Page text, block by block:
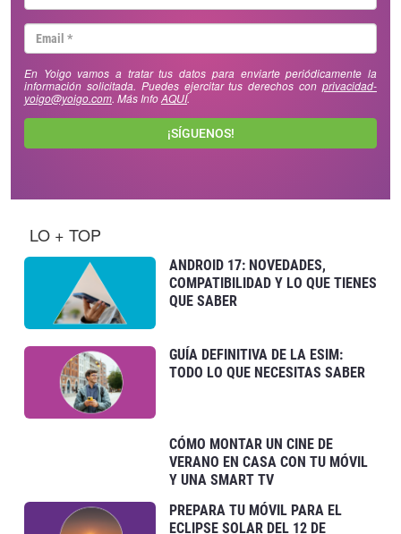
En Yoigo vamos a tratar tus datos para enviarte periódicamente la
información solicitada. Puedes ejercitar tus derechos con privacidad-
yoigo@yoigo.com. Más InfoAQUÍ.
¡SÍGUENOS!
LO + TOP
ANDROID 17: NOVEDADES,
COMPATIBILIDAD Y LO QUE TIENES
QUE SABER
GUÍA DEFINITIVA DE LA ESIM:
TODO LO QUE NECESITAS SABER
CÓMO MONTAR UN CINE DE
VERANO EN CASA CON TU MÓVIL
Y UNA SMART TV
PREPARA TU MÓVIL PARA EL
ECLIPSE SOLAR DEL 12 DE